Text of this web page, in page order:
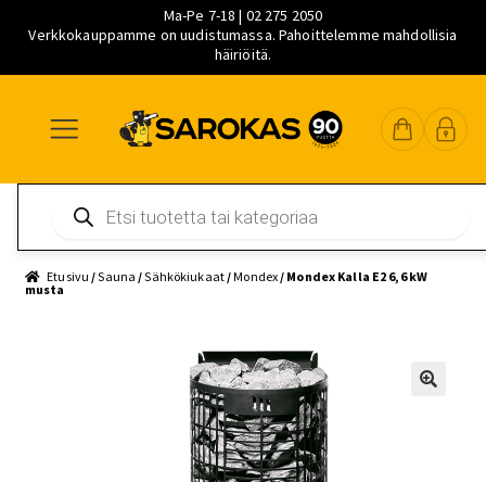
Ma-Pe 7-18 | 02 275 2050
Verkkokauppamme on uudistumassa. Pahoittelemme mahdollisia
häiriöitä.
navigointiin
sisältöön
pääsisältöön
search
Etusivu /Sauna /Sähkökiukaat/Mondex / Mondex Kalla E2 6,6 kW
musta